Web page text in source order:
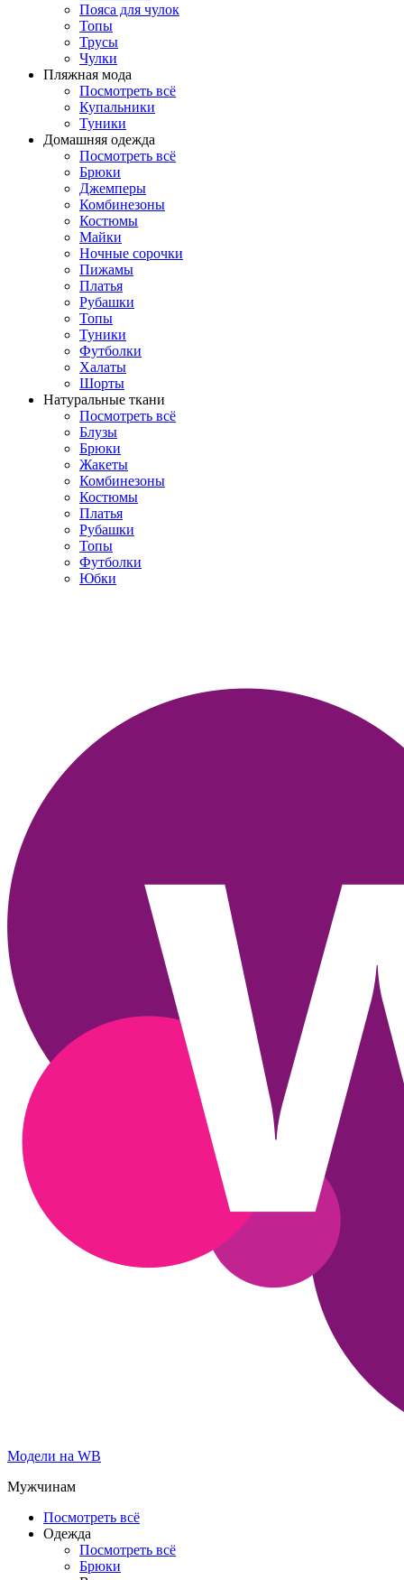
Поясa для чулок
Топы
Трусы
Чулки
Пляжная мода
Посмотреть всё
Купальники
Туники
Домашняя одежда
Посмотреть всё
Брюки
Джемперы
Комбинезоны
Костюмы
Майки
Ночные сорочки
Пижамы
Платья
Рубашки
Топы
Туники
Футболки
Халаты
Шорты
Натуральные ткани
Посмотреть всё
Блузы
Брюки
Жакеты
Комбинезоны
Костюмы
Платья
Рубашки
Топы
Футболки
Юбки
Модели на WB
Мужчинам
Посмотреть всё
Одежда
Посмотреть всё
Брюки